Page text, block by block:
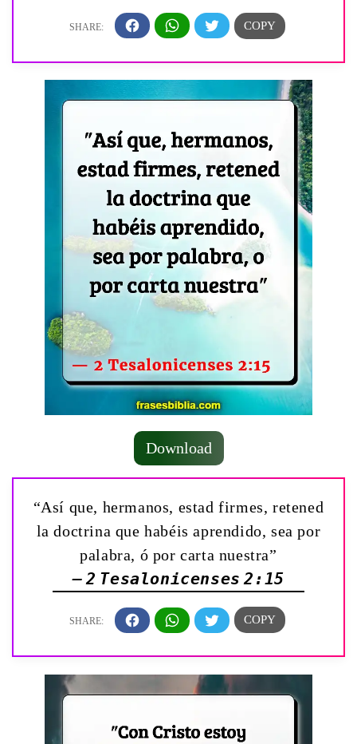
Download
“Así que, hermanos, estad firmes, retened
la doctrina que habéis aprendido, sea por
palabra, ó por carta nuestra”
— 2 Tesalonicenses 2:15